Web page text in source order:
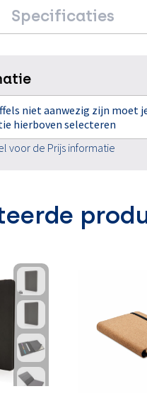
Specificaties
niet aanwezig zijn moet
hierboven selecteren
voor de Prijs informatie